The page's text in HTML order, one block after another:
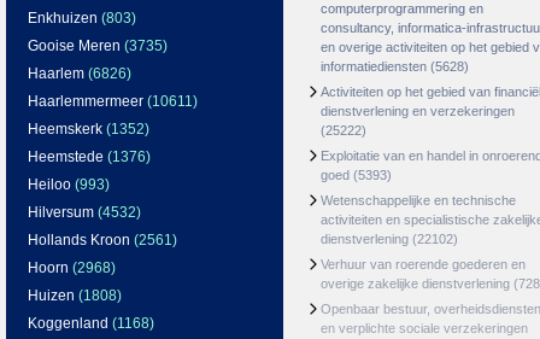
Enkhuizen (803)
Gooise Meren (3735)
Haarlem (6826)
Haarlemmermeer (10611)
Heemskerk (1352)
Heemstede (1376)
Heiloo (993)
Hilversum (4532)
Hollands Kroon (2561)
Hoorn (2968)
Huizen (1808)
Koggenland (1168)
computerprogrammering en
consultancy, informatica-
en overige activiteiten op het gebied
informatiediensten (5628)
Activiteiten op het gebied van
dienstverlening en verzekeringen
(25222)
Exploitatie van en handel in
goed (5393)
Wetenschappelijke en technische
activiteiten en specialistische
dienstverlening (22102)
Verhuur van roerende goederen en
overige zakelijke dienstverlening
Openbaar bestuur, overheidsdiensten
en verplichte sociale verzekeringen